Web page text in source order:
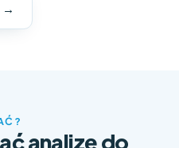
→
analizę do